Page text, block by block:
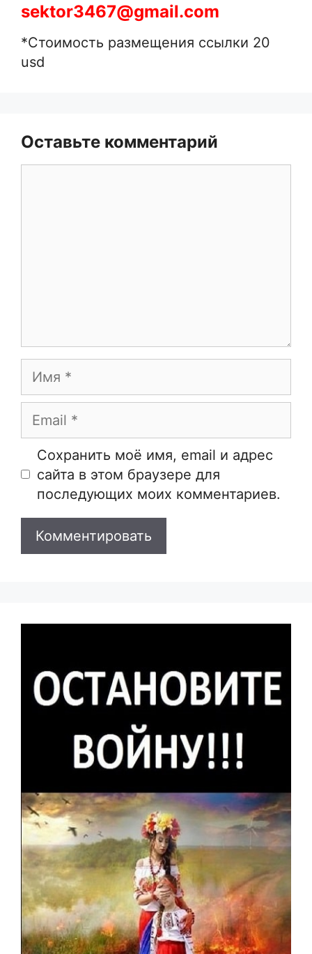
sektor3467@gmail.com
*Стоимость размещения ссылки 20
usd
Оставьте комментарий
Имя
Email
Сайт
Сохранить моё имя, email и адрес
сайта в этом браузере для
последующих моих комментариев.